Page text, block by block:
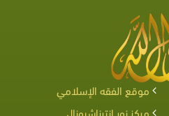
موقع الفقه الإسلامي
مركز نور إنترناشيونال